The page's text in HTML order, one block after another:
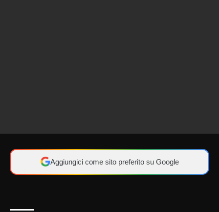
Aggiungici come sito preferito su Google